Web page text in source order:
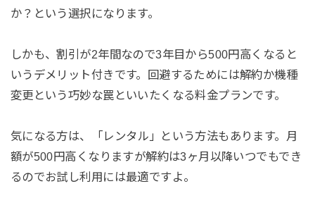
か？という選択になります。
しかも、割引が2年間なので3年目から500円高くなると
いうデメリット付きです。回避するためには解約か機種
変更という巧妙な罠といいたくなる料金プランです。
気になる方は、「レンタル」という方法もあります。月
額が500円高くなりますが解約は3ヶ月以降いつでもでき
るのでお試し利用には最適ですよ。